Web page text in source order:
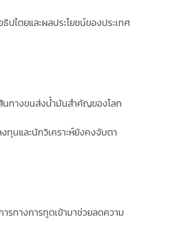
ไตยและผลประโยชน์ของประเทศ
นทางขนส่งน้ำมันสำคัญของโลก
นและนักวิเคราะห์ยังคงจับตา
รทางการทูตเข้ามาช่วยลดความ